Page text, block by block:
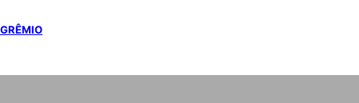
GRÊMIO